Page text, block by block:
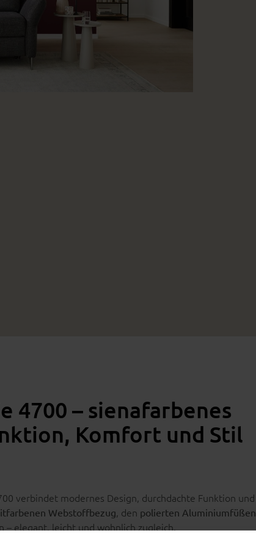
4700 – sienafarbenes
Komfort und Stil
verbindet modernes Design, durchdachte Funktion und
Webstoffbezug, den polierten Aluminiumfüßen
elegant, leicht und wohnlich zugleich.